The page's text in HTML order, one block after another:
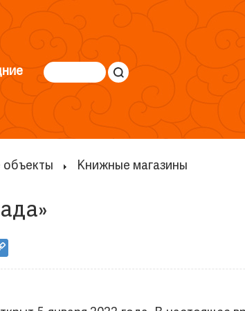
объекты Книжные магазины